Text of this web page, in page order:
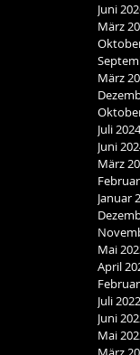
Juni
März
März
Juli 2024
Juni
März
Januar
Mai
April
Juli 2022
Juni
Mai